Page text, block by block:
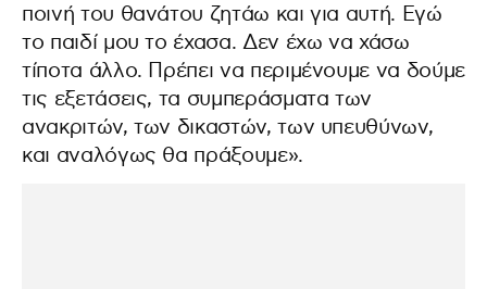
ποινή του θανάτου ζητάω και για αυτή. Εγώ
το παιδί μου το έχασα. Δεν έχω να χάσω
τίποτα άλλο. Πρέπει να περιμένουμε να δούμε
τις εξετάσεις, τα συμπεράσματα των
ανακριτών, των δικαστών, των υπευθύνων,
και αναλόγως θα πράξουμε».